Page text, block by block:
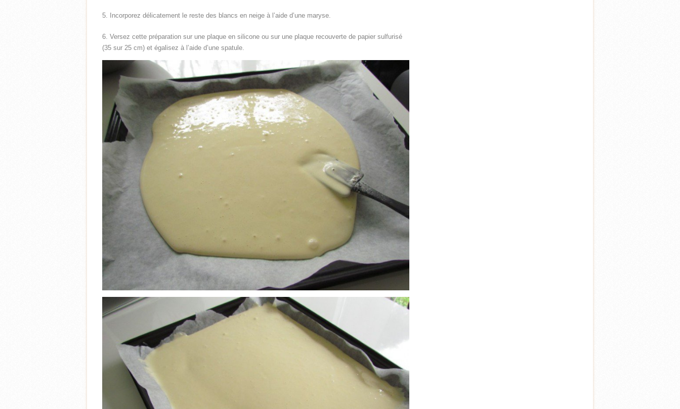
5. Incorporez délicatement le reste des blancs en neige à l’aide d’une maryse.
6. Versez cette préparation sur une plaque en silicone ou sur une plaque recouverte de papier sulfurisé
(35 sur 25 cm) et égalisez à l’aide d’une spatule.